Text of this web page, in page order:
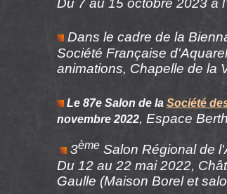
Du 7 au 15 octobre 2023 à
Dans le cadre de la
Société Française
animations, Chapelle de la
Le 87e Salon de la Société
novembre 2022, Espace
3ème Salon Régional de
Du 12 au 22 mai 2022,
Gaulle (Maison Borel et